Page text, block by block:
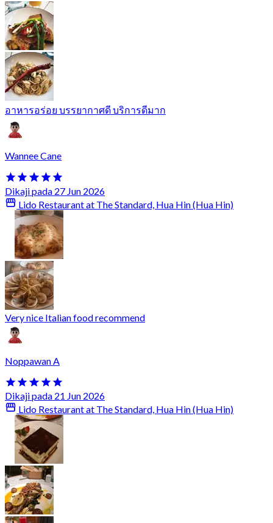
อาหารอร่อย บรรยากาศดี บริการดีมาก
Wannee Cane
Dikaji pada 27 Jun 2026
Lido Restaurant at The Standard, Hua Hin (Hua Hin)
Very nice Italian food recommend
Noppawan A
Dikaji pada 21 Jun 2026
Lido Restaurant at The Standard, Hua Hin (Hua Hin)